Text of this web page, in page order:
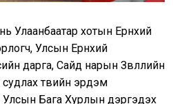
Улаанбаатар хотын Ерөнхий
Улсын Ерөнхий
дарга, Сайд нарын Зөвлөлийн
төвийн эрдэм
Бага Хурлын дэргэдэх